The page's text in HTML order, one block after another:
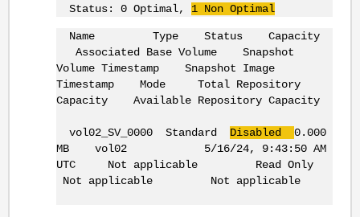
Status: 0 Optimal, 1 Non Optimal
Name Type Status Capacity
Associated Base Volume Snapshot
Volume Timestamp Snapshot Image
Timestamp Mode Total Repository
Capacity Available Repository Capacity
vol02_SV_0000 Standard Disabled 0.000
MB vol02 5/16/24, 9:43:50 AM
UTC Not applicable Read Only
Not applicable Not applicable